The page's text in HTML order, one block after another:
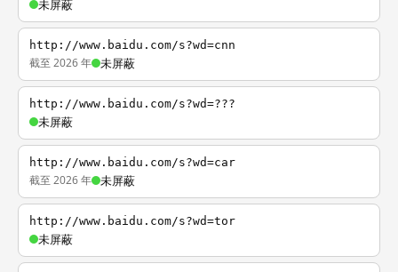
未屏蔽
http://www.baidu.com/s?wd=cnn
截至 2026 年 未屏蔽
http://www.baidu.com/s?wd=???
未屏蔽
http://www.baidu.com/s?wd=car
截至 2026 年 未屏蔽
http://www.baidu.com/s?wd=tor
未屏蔽